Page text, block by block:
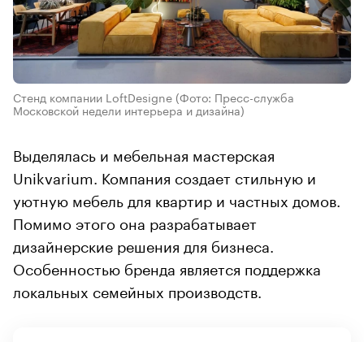
Стенд компании LoftDesigne (Фото: Пресс-служба
Московской недели интерьера и дизайна)
Выделялась и мебельная мастерская
Unikvarium. Компания создает стильную и
уютную мебель для квартир и частных домов.
Помимо этого она разрабатывает
дизайнерские решения для бизнеса.
Особенностью бренда является поддержка
локальных семейных производств.